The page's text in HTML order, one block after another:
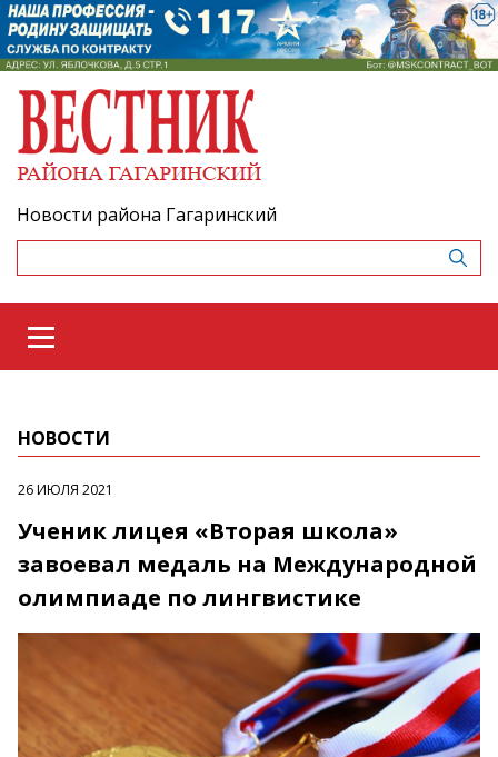
Новости района Гагаринский
НОВОСТИ
26 ИЮЛЯ 2021
Ученик лицея «Вторая школа»
завоевал медаль на Международной
олимпиаде по лингвистике